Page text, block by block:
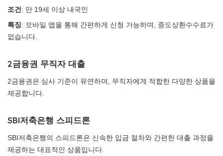
조건 : 만 19세 이상 내국인
특징: 모바일 앱을 통해 간편하게 신청 가능하며, 중도상환수수료가
없습니다.
2금융권 무직자 대출
2금융권은 심사 기준이 유연하며, 무직자에게 적합한 다양한 상품을
제공합니다.
SBI저축은행 스피드론
SBI저축은행의 스피드론은 신속한 입금 절차와 간편한 대출 과정을
제공하는 대표적인 상품입니다.